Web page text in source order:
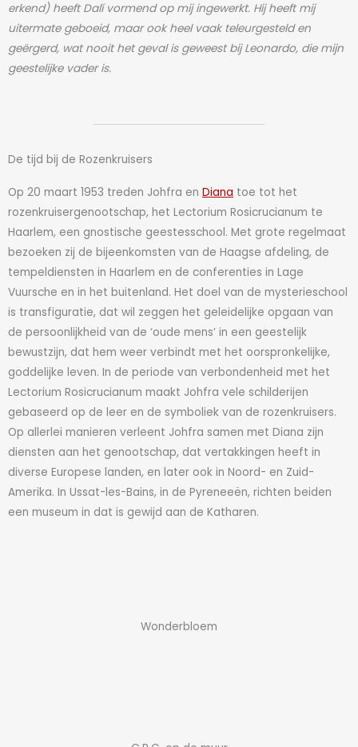
erkend) heeft Dalí vormend op mij ingewerkt. Hij heeft mij
uitermate geboeid, maar ook heel vaak teleurgesteld en
geërgerd, wat nooit het geval is geweest bij Leonardo, die mijn
geestelijke vader is.
De tijd bij de Rozenkruisers
Op 20 maart 1953 treden Johfra en Diana toe tot het
rozenkruisergenootschap, het Lectorium Rosicrucianum te
Haarlem, een gnostische geestesschool. Met grote regelmaat
bezoeken zij de bijeenkomsten van de Haagse afdeling, de
tempeldiensten in Haarlem en de conferenties in Lage
Vuursche en in het buitenland. Het doel van de mysterieschool
is transfiguratie, dat wil zeggen het geleidelijke opgaan van
de persoonlijkheid van de ‘oude mens’ in een geestelijk
bewustzijn, dat hem weer verbindt met het oorspronkelijke,
goddelijke leven. In de periode van verbondenheid met het
Lectorium Rosicrucianum maakt Johfra vele schilderijen
gebaseerd op de leer en de symboliek van de rozenkruisers.
Op allerlei manieren verleent Johfra samen met Diana zijn
diensten aan het genootschap, dat vertakkingen heeft in
diverse Europese landen, en later ook in Noord- en Zuid-
Amerika. In Ussat-les-Bains, in de Pyreneeën, richten beiden
een museum in dat is gewijd aan de Katharen.
Wonderbloem